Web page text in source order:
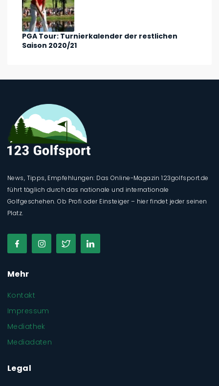
PGA Tour: Turnierkalender der restlichen
Saison 2020/21
News, Tipps, Empfehlungen: Das Online-Magazin 123golfsport.de
führt täglich durch das nationale und internationale
Golfgeschehen. Ob Profi oder Einsteiger – hier findet jeder seinen
Platz.
Mehr
Kontakt
Impressum
Mediathek
Mediadaten
Legal